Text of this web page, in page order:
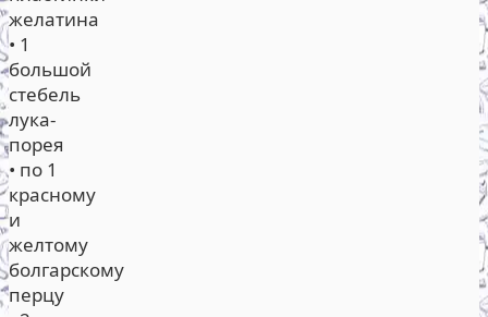
желатина
• 1
большой
стебель
лука-
порея
• по 1
красному
и
желтому
болгарскому
перцу